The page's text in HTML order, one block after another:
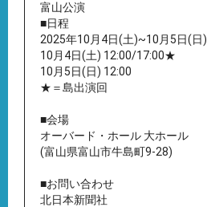
富山公演
■日程
2025年10月4日(土)~10月5日(日)
10月4日(土) 12:00/17:00★
10月5日(日) 12:00
★＝島出演回
■会場
オーバード・ホール 大ホール
(富山県富山市牛島町9-28)
■お問い合わせ
北日本新聞社